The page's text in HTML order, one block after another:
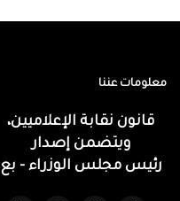
معلومات عننا
قانون نقابة الإعلاميين،
ويتضمن إصدار
رئيس مجلس الوزراء - بع